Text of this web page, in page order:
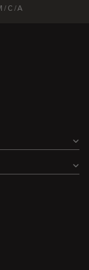
/ C / A